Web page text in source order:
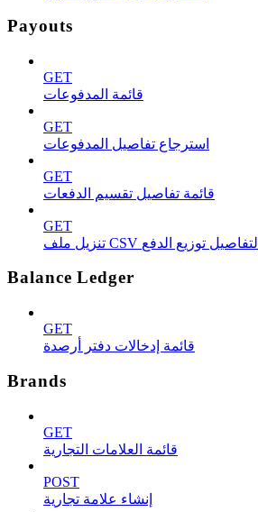
Payouts
GET
قائمة المدفوعات
GET
استرجاع تفاصيل المدفوعات
GET
قائمة تفاصيل تقسيم الدفعات
GET
تنزيل ملف CSV لتفاصيل توزيع الدفع
Balance Ledger
GET
قائمة إدخالات دفتر أرصدة
Brands
GET
قائمة العلامات التجارية
POST
إنشاء علامة تجارية